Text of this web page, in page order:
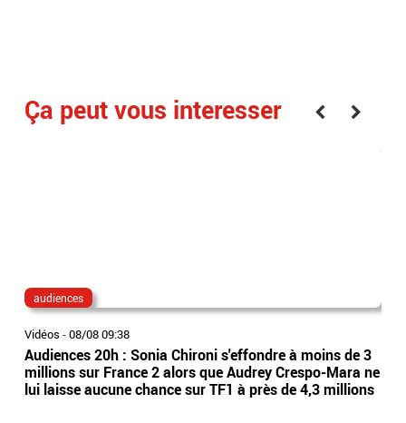
Ça peut vous interesser
audiences
Vidéos -08/08 09:38
Audiences 20h : Sonia Chironi s'effondre à moins de 3
millions sur France 2 alors que Audrey Crespo-Mara ne
lui laisse aucune chance sur TF1 à près de 4,3 millions